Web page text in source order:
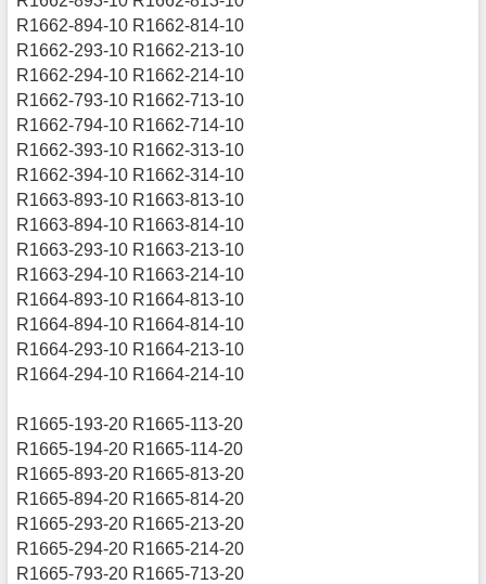
R1662-894-10 R1662-814-10
R1662-293-10 R1662-213-10
R1662-294-10 R1662-214-10
R1662-793-10 R1662-713-10
R1662-794-10 R1662-714-10
R1662-393-10 R1662-313-10
R1662-394-10 R1662-314-10
R1663-893-10 R1663-813-10
R1663-894-10 R1663-814-10
R1663-293-10 R1663-213-10
R1663-294-10 R1663-214-10
R1664-893-10 R1664-813-10
R1664-894-10 R1664-814-10
R1664-293-10 R1664-213-10
R1664-294-10 R1664-214-10
R1665-193-20 R1665-113-20
R1665-194-20 R1665-114-20
R1665-893-20 R1665-813-20
R1665-894-20 R1665-814-20
R1665-293-20 R1665-213-20
R1665-294-20 R1665-214-20
R1665-793-20 R1665-713-20